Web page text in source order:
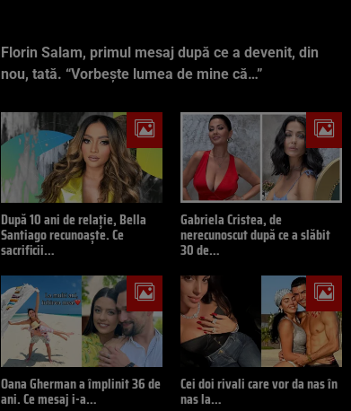
Florin Salam, primul mesaj după ce a devenit, din
nou, tată. “Vorbește lumea de mine că…”
După 10 ani de relație, Bella
Santiago recunoaște. Ce
sacrificii…
Gabriela Cristea, de
nerecunoscut după ce a slăbit
30 de…
Oana Gherman a împlinit 36 de
ani. Ce mesaj i-a…
Cei doi rivali care vor da nas în
nas la…